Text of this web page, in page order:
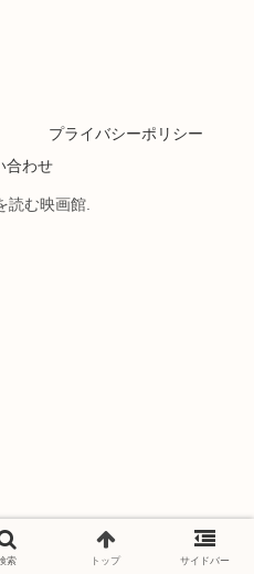
プライバシーポリシー
合わせ
読む映画館.
索 トップ サイドバー